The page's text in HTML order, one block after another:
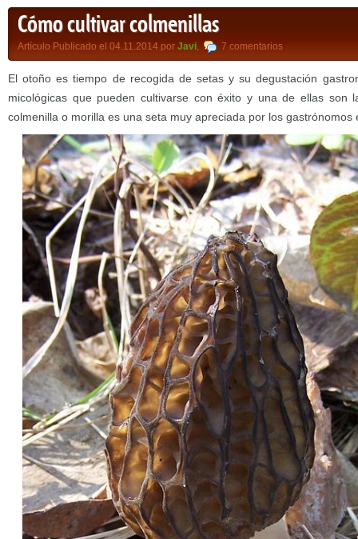
Cómo cultivar colmenillas
Artículo Publicado el 04.11.2014 por Javi, 7 comentarios
El otoño es tiempo de recogida de setas y su degustación
micológicas que pueden cultivarse con éxito y una de ellas son
colmenilla o morilla es una seta muy apreciada por los gastrónomos